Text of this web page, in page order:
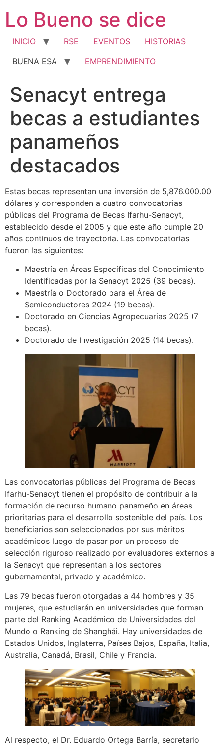
contenido
Lo Bueno se dice
INICIO RSE EVENTOS
HISTORIAS
BUENA ESA
EMPRENDIMIENTO
Senacyt entrega
becas a estudiantes
panameños
destacados
Estas becas representan una inversión de 5,876.000.00
dólares y corresponden a cuatro convocatorias
públicas del Programa de Becas Ifarhu-Senacyt,
establecido desde el 2005 y que este año cumple 20
años continuos de trayectoria. Las convocatorias
fueron las siguientes:
Maestría en Áreas Específicas del Conocimiento
Identificadas por la Senacyt 2025 (39 becas).
Maestría o Doctorado para el Área de
Semiconductores 2024 (19 becas).
Doctorado en Ciencias Agropecuarias 2025 (7
becas).
Doctorado de Investigación 2025 (14 becas).
Las convocatorias públicas del Programa de Becas
Ifarhu-Senacyt tienen el propósito de contribuir a la
formación de recurso humano panameño en áreas
prioritarias para el desarrollo sostenible del país. Los
beneficiarios son seleccionados por sus méritos
académicos luego de pasar por un proceso de
selección riguroso realizado por evaluadores externos a
la Senacyt que representan a los sectores
gubernamental, privado y académico.
Las 79 becas fueron otorgadas a 44 hombres y 35
mujeres, que estudiarán en universidades que forman
parte del Ranking Académico de Universidades del
Mundo o Ranking de Shanghái. Hay universidades de
Estados Unidos, Inglaterra, Países Bajos, España, Italia,
Australia, Canadá, Brasil, Chile y Francia.
Al respecto, el Dr. Eduardo Ortega Barría, secretario